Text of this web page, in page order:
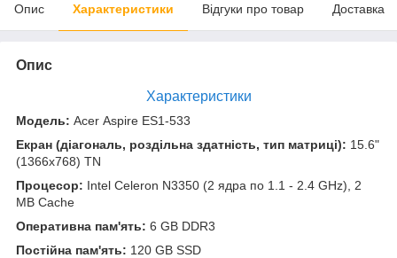
Опис Характеристики Відгуки про товар Доставка
Опис
Характеристики
Модель: Acer Aspire ES1-533
Екран (діагональ, роздільна здатність, тип матриці): 15.6"
(1366x768) TN
Процесор: Intel Celeron N3350 (2 ядра по 1.1 - 2.4 GHz), 2
MB Cache
Оперативна пам'ять: 6 GB DDR3
Постійна пам'ять: 120 GB SSD